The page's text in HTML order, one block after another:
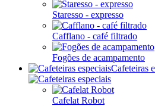
Staresso - expresso
Cafflano - café filtrado
Fogões de acampamento
Cafeteiras
Cafelat Robot